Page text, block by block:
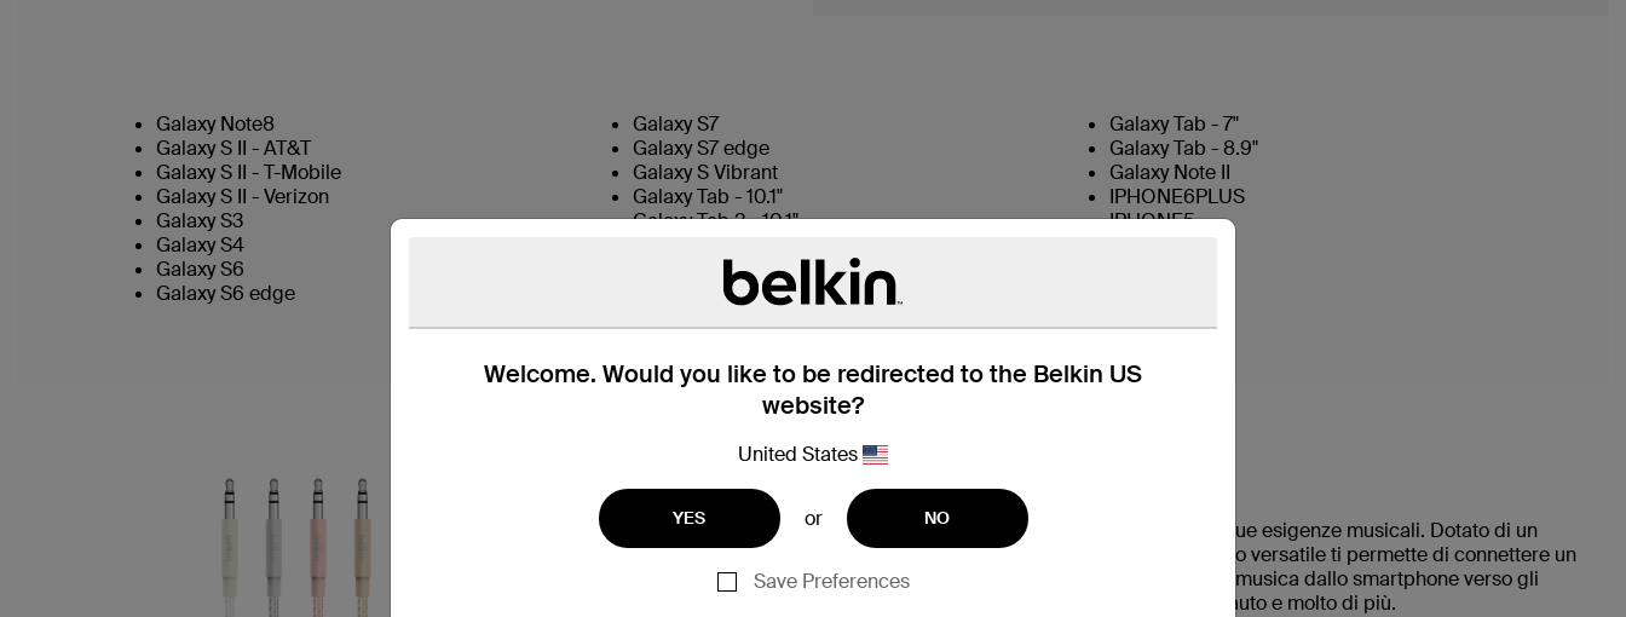
Welcome. Would you like to be redirected to the Belkin US
website?
United States
YES or NO
Save Preferences
Galaxy Note8
Galaxy S II - AT&T
Galaxy S II - T-Mobile
Galaxy S II - Verizon
Galaxy S3
Galaxy S4
Galaxy S6
Galaxy S6 edge
Galaxy S7
Galaxy S7 edge
Galaxy S Vibrant
Galaxy Tab - 10.1"
Galaxy Tab 2 - 10.1"
Galaxy Tab 3 - 7.0"
Galaxy Tab 3 - 8.0"
Galaxy Tab - 7"
Galaxy Tab - 8.9"
Galaxy Note II
IPHONE6PLUS
IPHONE5
CAVO AUDIO VERSATILE
Il Cavo AUX metallico MIXIT↑™ è la soluzione ideale per tutte le tue esigenze musicali. Dotato di un
connettore AUX da 3,5 mm su entrambe le estremità, questo cavo versatile ti permette di connettere un
ampio assortimento di dispositivi audio. Utilizzalo per riprodurre musica dallo smartphone verso gli
altoparlanti portatili, connetti il tuo tablet all'impianto stereo dell'auto e molto di più.